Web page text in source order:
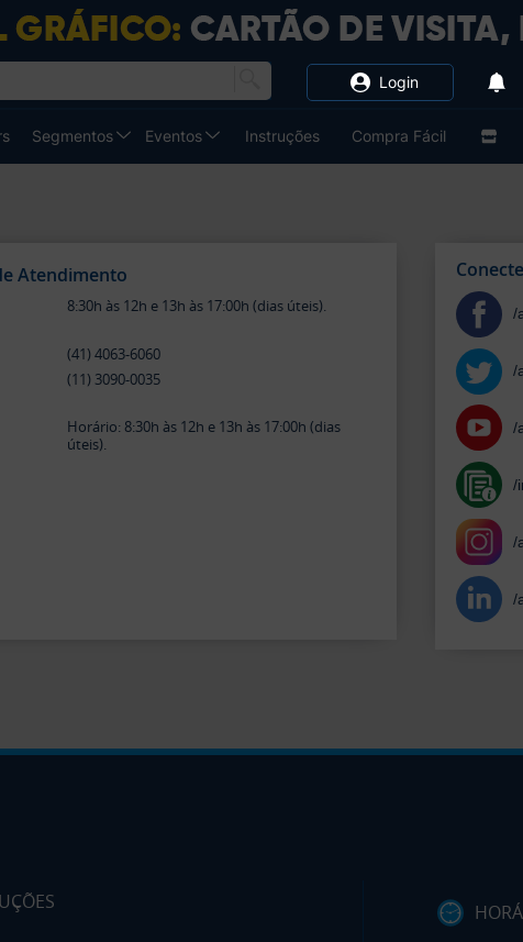
Segmentos Eventos Instruções Compra Fácil
Login
Atendimento
8:30h às 12h e 13h às 17:00h (dias úteis).
(41) 4063-6060
(11) 3090-0035
Horário: 8:30h às 12h e 13h às 17:00h (dias
úteis).
/
/
/
/
/
/